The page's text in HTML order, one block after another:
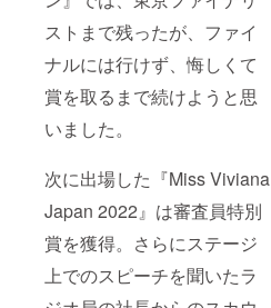
ストまで残ったが、ファイ
ナルには行けず、悔しくて
賞を取るまで続けようと思
いました。
次に出場した『Miss Viviana
Japan 2022』は審査員特別
賞を獲得。さらにステージ
上でのスピーチを聞いたラ